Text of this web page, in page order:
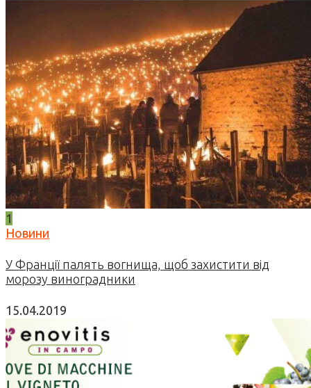
1
Новини
У Франції палять вогнища, щоб захистити від
морозу виноградники
15.04.2019